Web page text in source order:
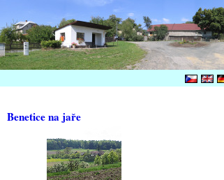
Benetice na jaře